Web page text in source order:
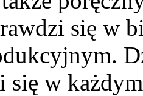
się w
się w